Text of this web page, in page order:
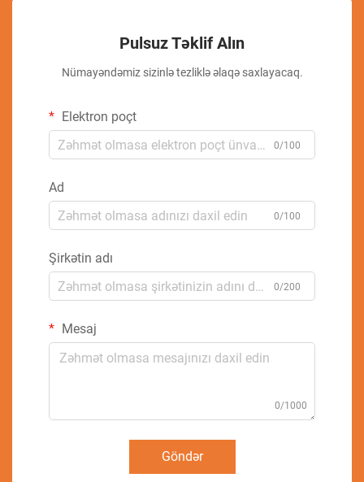
Pulsuz Təklif Alın
Nümayəndəmiz sizinlə tezliklə əlaqə saxlayacaq.
Elektron poçt
0/100
Ad
0/100
Şirkətin adı
0/200
Mesaj
0/1000
Göndər